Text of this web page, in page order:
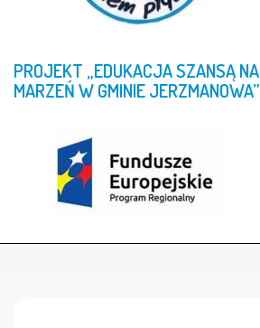
PROJEKT „EDUKACJASZANSĄNA
MARZEŃWGMINIEJERZMANOWA”